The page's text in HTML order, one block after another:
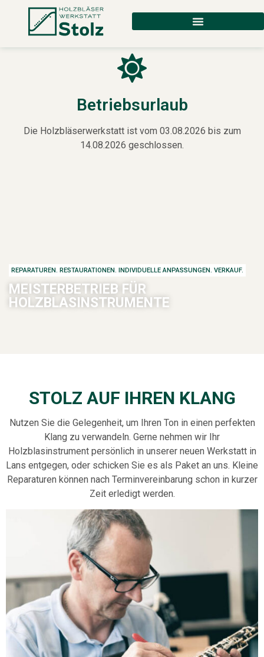
Betriebsurlaub
Die Holzbläserwerkstatt ist vom 03.08.2026 bis zum
14.08.2026 geschlossen.
REPARATUREN. RESTAURATIONEN. INDIVIDUELLE ANPASSUNGEN. VERKAUF.
MEISTERBETRIEB FÜR
HOLZBLASINSTRUMENTE
STOLZ AUF IHREN KLANG
Nutzen Sie die Gelegenheit, um Ihren Ton in einen perfekten
Klang zu verwandeln. Gerne nehmen wir Ihr
Holzblasinstrument persönlich in unserer neuen Werkstatt in
Lans entgegen, oder schicken Sie es als Paket an uns. Kleine
Reparaturen können nach Terminvereinbarung schon in kurzer
Zeit erledigt werden.